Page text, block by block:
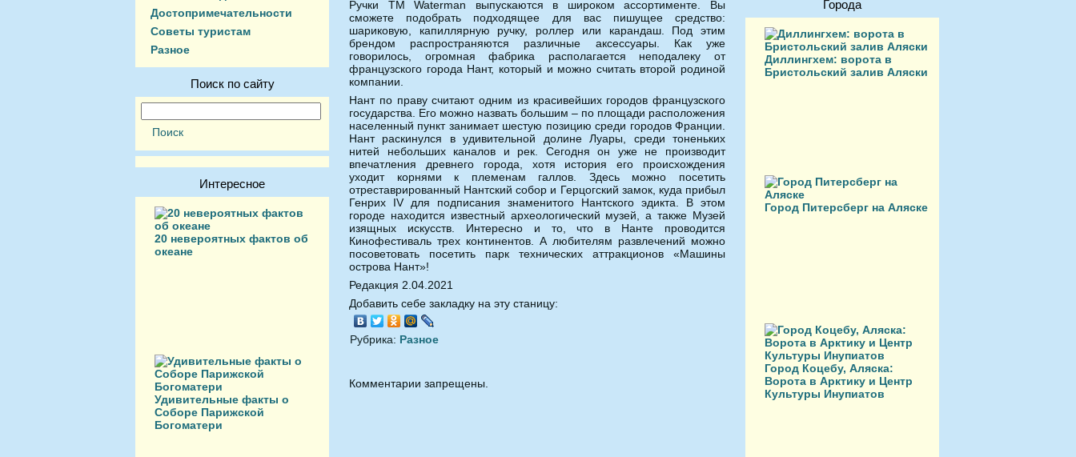
Достопримечательности
Советы туристам
Разное
Поиск по сайту
Интересное
20 невероятных фактов об
океане
Удивительные факты о
Соборе Парижской
Богоматери
Ручки ТМ Waterman выпускаются в широком ассортименте. Вы
сможете подобрать подходящее для вас пишущее средство:
шариковую, капиллярную ручку, роллер или карандаш. Под этим
брендом распространяются различные аксессуары. Как уже
говорилось, огромная фабрика располагается неподалеку от
французского города Нант, который и можно считать второй родиной
компании.
Нант по праву считают одним из красивейших городов французского
государства. Его можно назвать большим – по площади расположения
населенный пункт занимает шестую позицию среди городов Франции.
Нант раскинулся в удивительной долине Луары, среди тоненьких
нитей небольших каналов и рек. Сегодня он уже не производит
впечатления древнего города, хотя история его происхождения
уходит корнями к племенам галлов. Здесь можно посетить
отреставрированный Нантский собор и Герцогский замок, куда прибыл
Генрих IV для подписания знаменитого Нантского эдикта. В этом
городе находится известный археологический музей, а также Музей
изящных искусств. Интересно и то, что в Нанте проводится
Кинофестиваль трех континентов. А любителям развлечений можно
посоветовать посетить парк технических аттракционов «Машины
острова Нант»!
Редакция 2.04.2021
Добавить себе закладку на эту станицу:
Рубрика: Разное
Комментарии запрещены.
Города
Диллингхем: ворота в
Бристольский залив Аляски
Город Питерсберг на Аляске
Город Коцебу, Аляска:
Ворота в Арктику и Центр
Культуры Инупиатов